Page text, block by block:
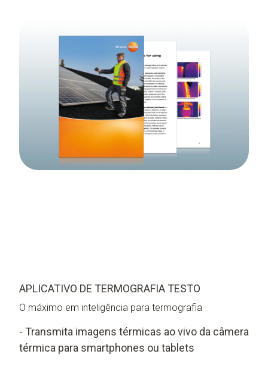
APLICATIVO DE TERMOGRAFIA TESTO
O máximo em inteligência para termografia
- Transmita imagens térmicas ao vivo da câmera
térmica para smartphones ou tablets